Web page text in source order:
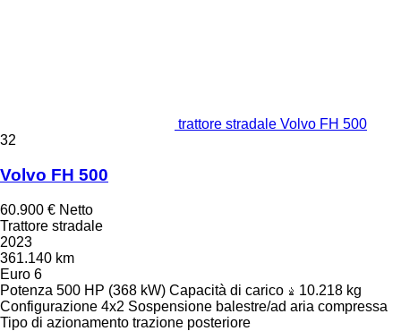
trattore stradale Volvo FH 500
32
Volvo FH 500
60.900 € Netto
Trattore stradale
2023
361.140 km
Euro 6
Potenza 500 HP (368 kW) Capacità di carico
10.218 kg
Configurazione 4x2 Sospensione balestre/ad aria compressa
Tipo di azionamento trazione posteriore